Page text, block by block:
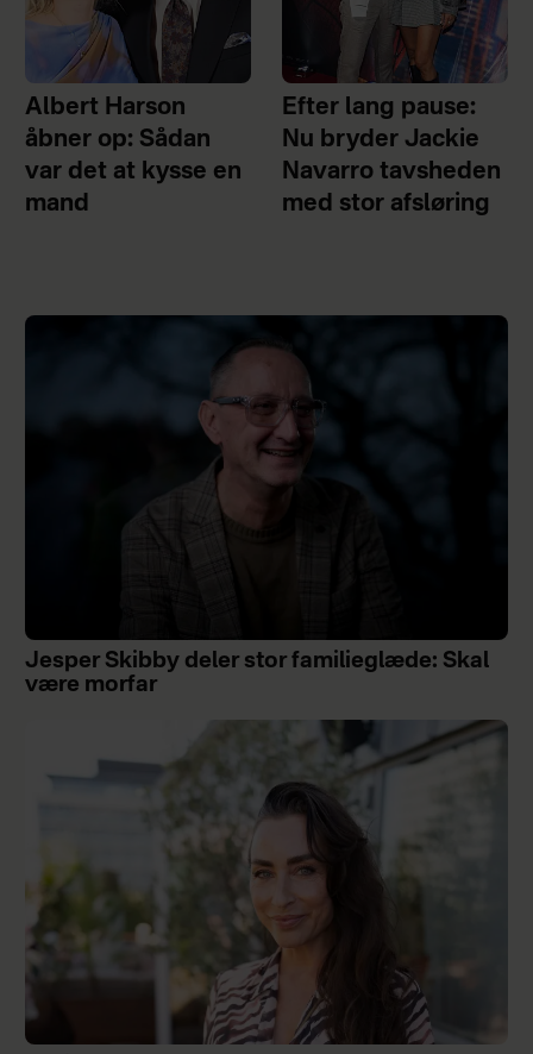
Albert Harson
åbner op: Sådan
var det at kysse en
mand
Efter lang pause:
Nu bryder Jackie
Navarro tavsheden
med stor afsløring
Jesper Skibby deler stor familieglæde: Skal
være morfar